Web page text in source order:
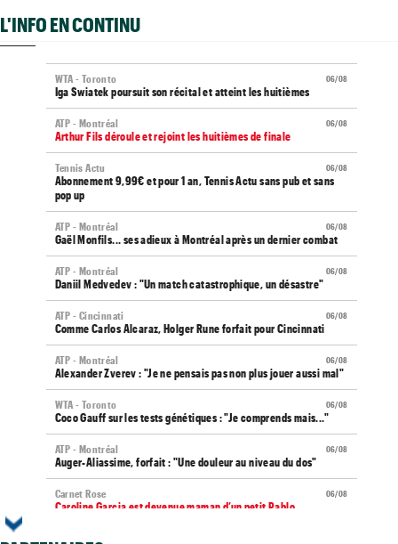
L'INFO EN CONTINU
06/08
WTA - Toronto
Iga Swiatek poursuit son récital et atteint les huitièmes
06/08
ATP - Montréal
Arthur Fils déroule et rejoint les huitièmes de finale
06/08
Tennis Actu
Abonnement 9,99€ et pour 1 an, Tennis Actu sans pub et sans
pop up
06/08
ATP - Montréal
Gaël Monfils... ses adieux à Montréal après un dernier combat
06/08
ATP - Montréal
Daniil Medvedev : "Un match catastrophique, un désastre"
06/08
ATP - Cincinnati
Comme Carlos Alcaraz, Holger Rune forfait pour Cincinnati
06/08
ATP - Montréal
Alexander Zverev : "Je ne pensais pas non plus jouer aussi mal"
06/08
WTA - Toronto
Coco Gauff sur les tests génétiques : "Je comprends mais..."
06/08
ATP - Montréal
Auger-Aliassime, forfait : "Une douleur au niveau du dos"
06/08
Carnet Rose
Caroline Garcia est devenue maman d’un petit Pablo...